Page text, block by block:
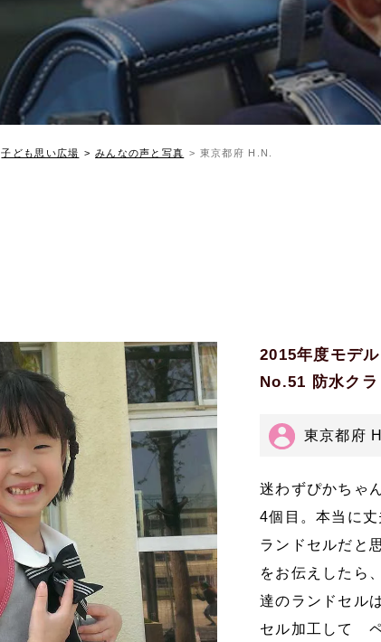
子ども思い広場 みんなの声と写真 東京都府 H.N.
2015年度モデル
No.51 防水ク
東京都府
迷わずぴかちゃ
4個目。本当に
ランドセルだと
をお伝えしたら
達のランドセル
セル加工して